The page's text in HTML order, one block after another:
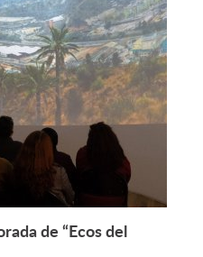
Leer más +
de “Ecos del